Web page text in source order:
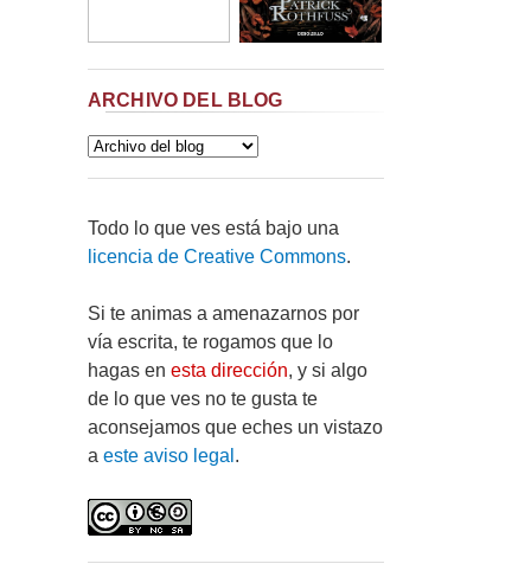
ARCHIVO DEL BLOG
Todo lo que ves está bajo una
licencia de Creative Commons.
Si te animas a amenazarnos por
vía escrita, te rogamos que lo
hagas en esta dirección, y si algo
de lo que ves no te gusta te
aconsejamos que eches un vistazo
a este aviso legal .